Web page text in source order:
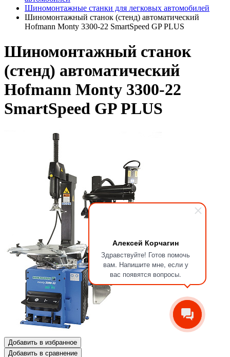
Алексей Корчагин
Здравствуйте! Готов помочь
вам. Напишите мне, если у
вас появятся вопросы.
Шиномонтажные станки для легковых автомобилей
Шиномонтажный станок (стенд) автоматический
Hofmann Monty 3300-22 SmartSpeed GP PLUS
Шиномонтажный станок
(стенд) автоматический
Hofmann Monty 3300-22
SmartSpeed GP PLUS
Добавить в избранное
Добавить в сравнение